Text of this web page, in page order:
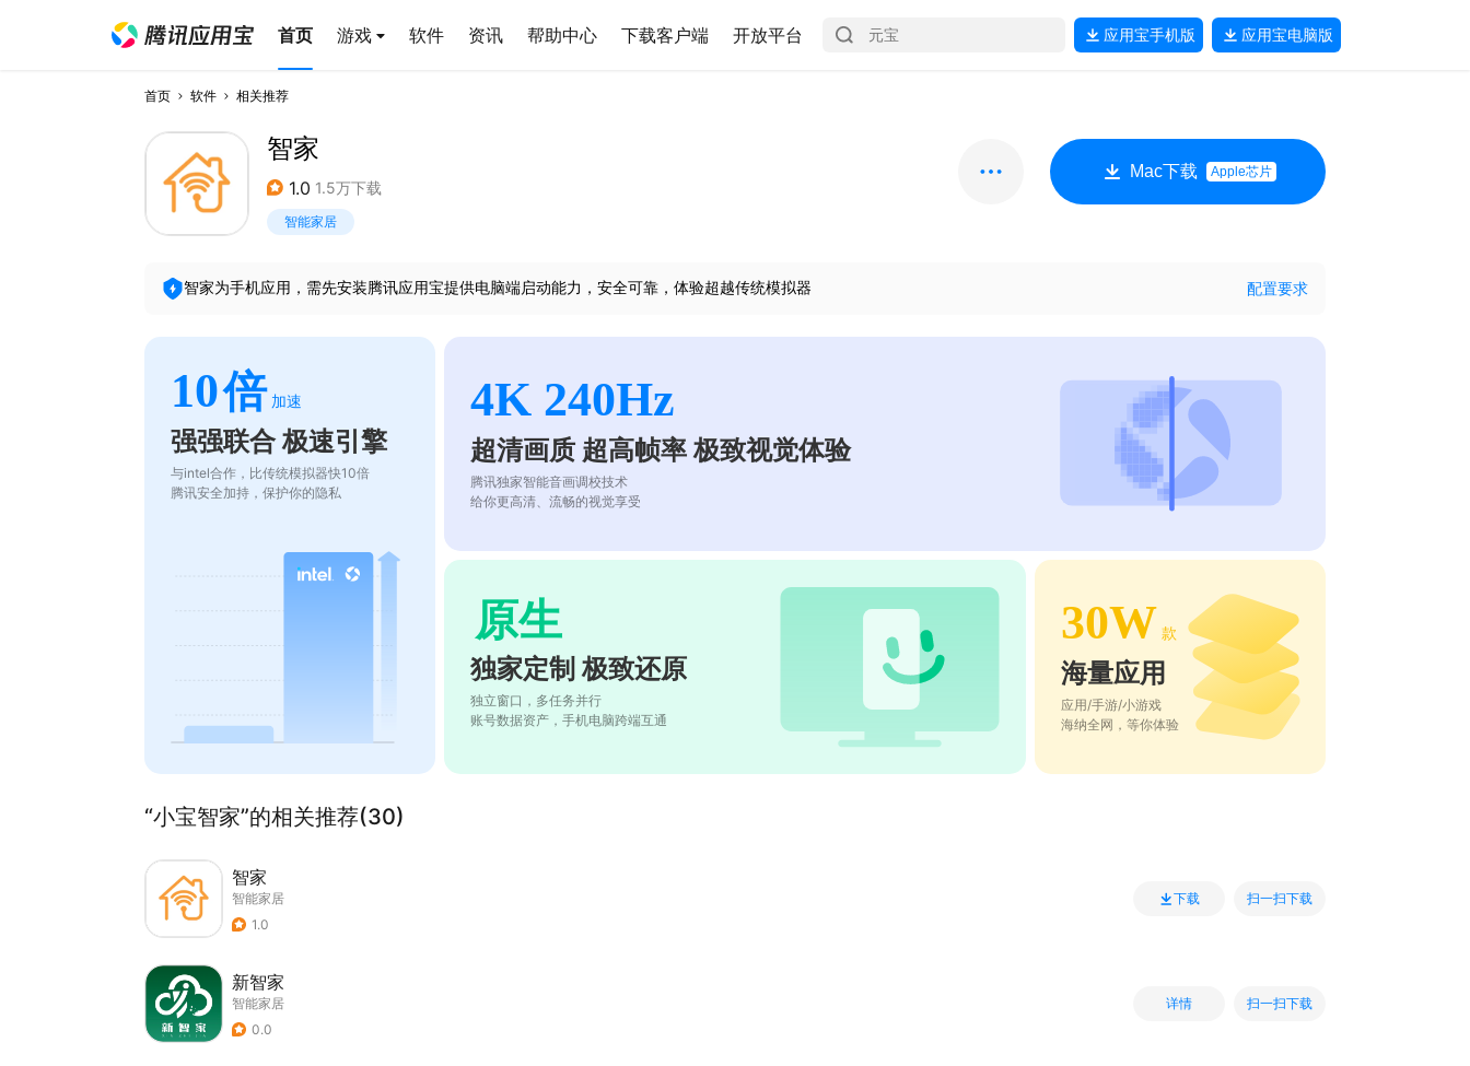
首页 游戏 软件 资讯 帮助中心 下载客户端 开放平台 应用宝手机版 应用宝电脑版
首页 软件 相关推荐
智家
1.0 1.5万下载
智能家居
Mac下载 Apple芯片
智家为手机应用，需先安装腾讯应用宝提供电脑端启动能力，安全可靠，体验超越传统模拟器 配置要求
10倍 加速
强强联合 极速引擎
与intel合作，比传统模拟器快10倍
腾讯安全加持，保护你的隐私
4K 240Hz
超清画质 超高帧率 极致视觉体验
腾讯独家智能音画调校技术
给你更高清、流畅的视觉享受
原生
独家定制 极致还原
独立窗口，多任务并行
账号数据资产，手机电脑跨端互通
30W 款
海量应用
应用/手游/小游戏
海纳全网，等你体验
“小宝智家”的相关推荐(30)
智家
智能家居
1.0
下载 扫一扫下载
新智家
智能家居
0.0
详情 扫一扫下载